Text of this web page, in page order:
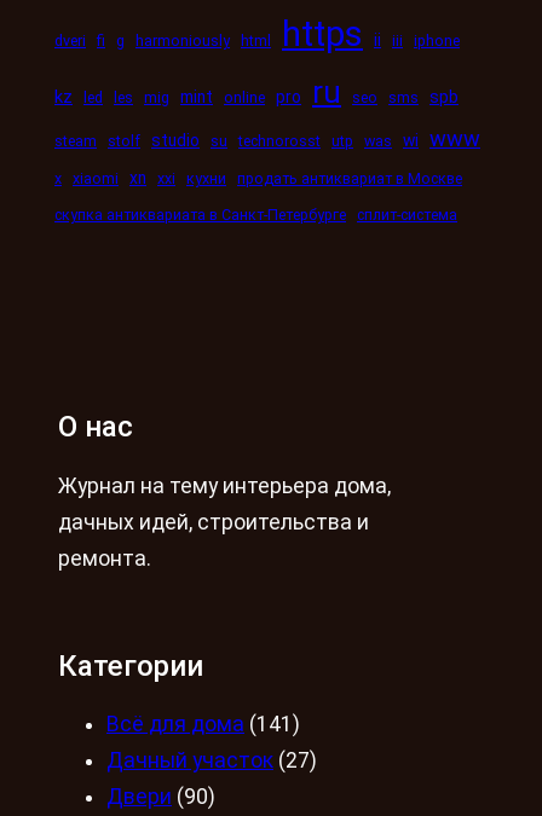
dveri fi g harmoniously html https ii iii iphone
kz led les mig mint online pro ru seo sms spb
steam stolf studio su technorosst utp was wi www
x xiaomi xn xxi кухни
продать антиквариат в Москве
скупка антиквариата в Санкт-Петербурге сплит-система
О нас
Журнал на тему интерьера дома,
дачных идей, строительства и
ремонта.
Категории
Всё для дома (141)
Дачный участок (27)
Двери (90)